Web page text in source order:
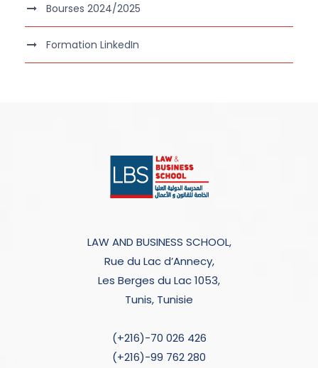
Bourses 2024/2025
Formation LinkedIn
LAW AND BUSINESS SCHOOL,
Rue du Lac d’Annecy,
Les Berges du Lac 1053,
Tunis, Tunisie
(+216)-70 026 426
(+216)-99 762 280